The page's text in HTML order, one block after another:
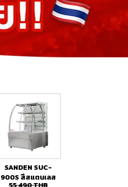
SANDEN SUC-
900S สีสแตนเลส